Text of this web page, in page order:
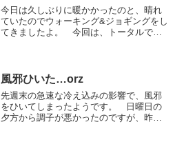
今日は久しぶりに暖かかったのと、晴れ
ていたのでウォーキング&ジョギングをし
てきましたよ。 今回は、トータルで
ばしていくしかないな〜...
風邪ひいた…orz
先週末の急速な冷え込みの影響で、風邪
をひいてしまったようです。 日曜日の
夕方から調子が悪かったのですが、昨日